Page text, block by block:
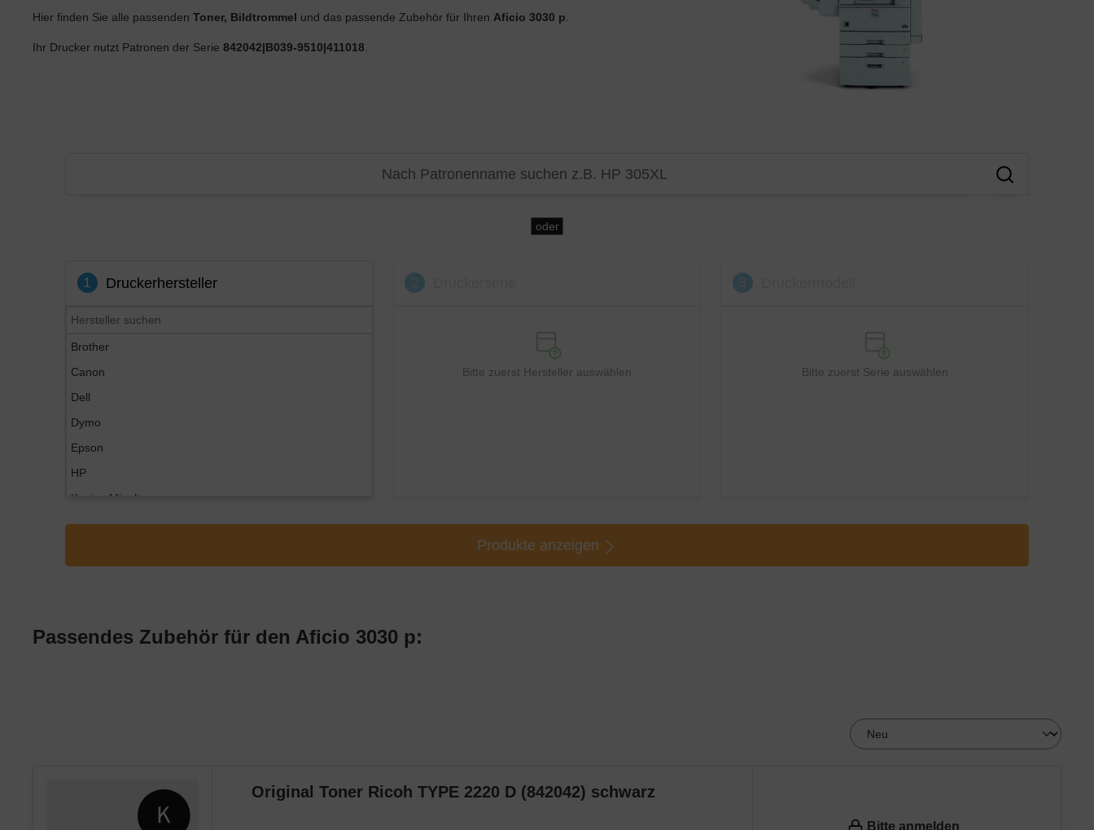
Hier finden Sie alle passenden Toner, Bildtrommel und das passende Zubehör für Ihren Aficio 3030 p
Ihr Drucker nutzt Patronen der Serie 842042|B039-9510|411018
oder
1 Druckerhersteller
Brother
Canon
Dell
Dymo
Epson
HP
Konica Minolta
Kyocera
Bitte zuerst Hersteller auswählen Bitte zuerst Serie auswählen
Produkte anzeigen
Passendes Zubehör für den Aficio 3030 p:
Original Toner Ricoh TYPE 2220 D (842042) schwarz
Bitte anmelden